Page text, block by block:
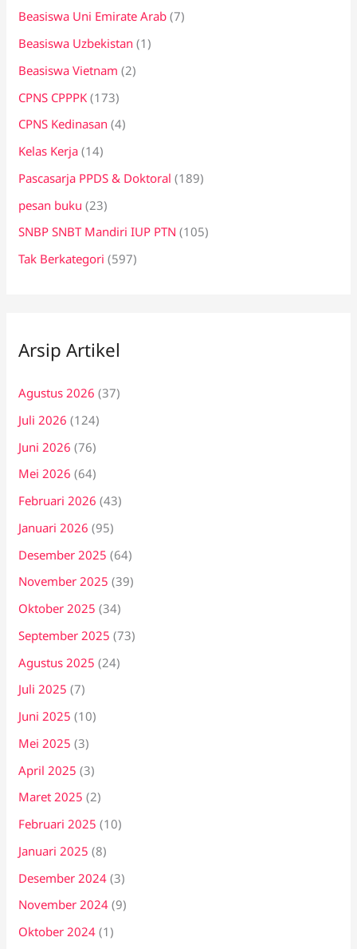
Beasiswa Uni Emirate Arab (7)
Beasiswa Uzbekistan (1)
Beasiswa Vietnam (2)
CPNS CPPPK (173)
CPNS Kedinasan (4)
Kelas Kerja (14)
Pascasarja PPDS & Doktoral (189)
pesan buku (23)
SNBP SNBT Mandiri IUP PTN (105)
Tak Berkategori (597)
Arsip Artikel
Agustus 2026 (37)
Juli 2026 (124)
Juni 2026 (76)
Mei 2026 (64)
Februari 2026 (43)
Januari 2026 (95)
Desember 2025 (64)
November 2025 (39)
Oktober 2025 (34)
September 2025 (73)
Agustus 2025 (24)
Juli 2025 (7)
Juni 2025 (10)
Mei 2025 (3)
April 2025 (3)
Maret 2025 (2)
Februari 2025 (10)
Januari 2025 (8)
Desember 2024 (3)
November 2024 (9)
Oktober 2024 (1)